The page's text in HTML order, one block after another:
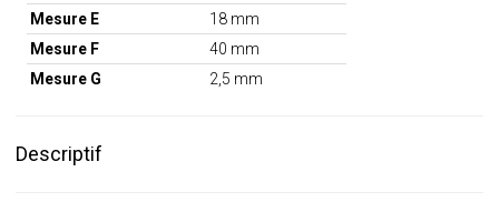
Mesure E
18 mm
Mesure F
40 mm
Mesure G
2,5 mm
Descriptif